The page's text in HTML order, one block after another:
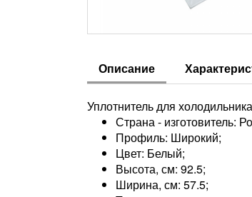
Описание
Уплотнитель для
Страна - изготовитель:
Профиль: Широкий;
Цвет: Белый;
Высота, см: 92.5;
Ширина, см: 57.5;